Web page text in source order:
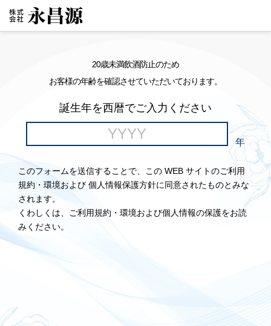
20歳未満飲酒防止のため
お客様の年齢を確認させていただいております。
誕生年を西暦でご入力ください
年
このフォームを送信することで、この WEB サイトのご利用
規約・環境および 個人情報保護方針に同意されたものとみな
されます。
くわしくは、ご利用規約・環境および個人情報の保護をお読
みください。